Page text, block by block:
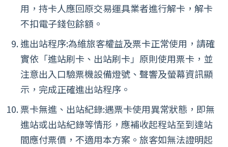
用，持卡人應回原交易運具業者進行解卡，解卡
不扣電子錢包餘額。
進出站程序:為維旅客權益及票卡正常使用，請確
實依「進站刷卡、出站刷卡」原則使用票卡，並
注意出入口驗票機設備燈號、聲響及螢幕資訊顯
示，完成正確進出站程序。
票卡無進、出站紀錄:遇票卡使用異常狀態，即無
進站或出站紀錄等情形，應補收起程站至到達站
間應付票價，不適用本方案。旅客如無法證明起